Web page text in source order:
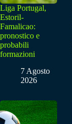
Liga Portugal,
Estoril-
Famalicao:
pronostico e
probabili
formazioni
7 Agosto
2026